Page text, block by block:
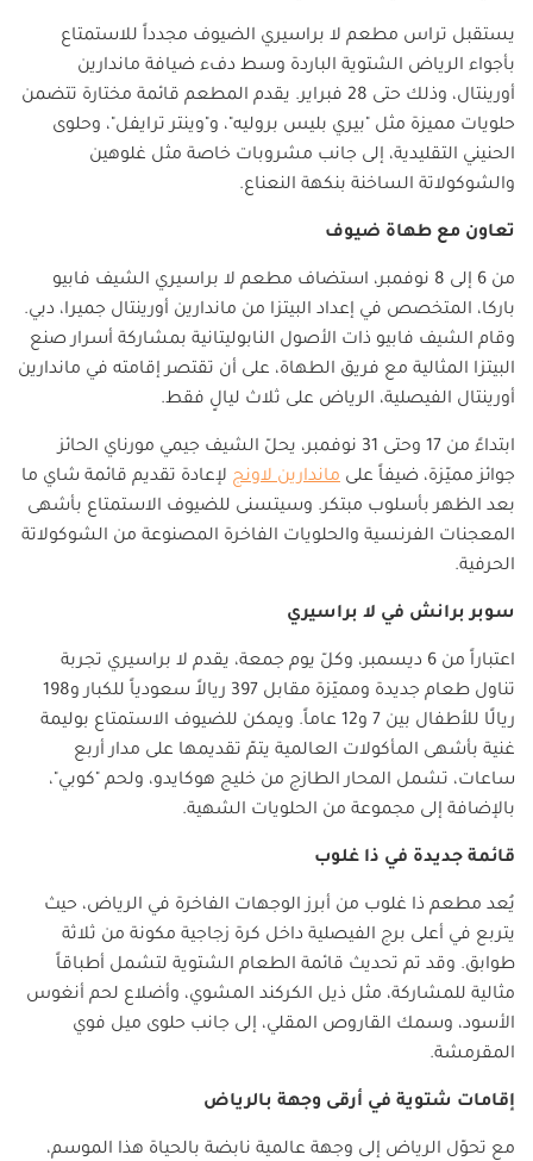
يستقبل تراس مطعم لا براسيري الضيوف مجدداً للاستمتاع
بأجواء الرياض الشتوية الباردة وسط دفء ضيافة ماندارين
أورينتال، وذلك حتى 28 فبراير. يقدم المطعم قائمة مختارة تتضمن
حلويات مميزة مثل "بيري بليس بروليه"، و"وينتر ترايفل"، وحلوى
الحنيني التقليدية، إلى جانب مشروبات خاصة مثل غلوهين
والشوكولاتة الساخنة بنكهة النعناع.
تعاون مع طهاة ضيوف
من 6 إلى 8 نوفمبر، استضاف مطعم لا براسيري الشيف فابيو
باركا، المتخصص في إعداد البيتزا من ماندارين أورينتال جميرا، دبي.
وقام الشيف فابيو ذات الأصول النابوليتانية بمشاركة أسرار صنع
البيتزا المثالية مع فريق الطهاة، على أن تقتصر إقامته في ماندارين
أورينتال الفيصلية، الرياض على ثلاث ليالٍ فقط.
ابتداءً من 17 وحتى 31 نوفمبر، يحلّ الشيف جيمي مورناي الحائز
جوائز مميّزة، ضيفاً على ماندارين لاونج لإعادة تقديم قائمة شاي ما
بعد الظهر بأسلوب مبتكر. وسيتسنى للضيوف الاستمتاع بأشهى
المعجنات الفرنسية والحلويات الفاخرة المصنوعة من الشوكولاتة
الحرفية.
سوبر برانش في لا براسيري
اعتباراً من 6 ديسمبر، وكلّ يوم جمعة، يقدم لا براسيري تجربة
تناول طعام جديدة ومميّزة مقابل 397 ريالاً سعودياً للكبار و198
ريالًا للأطفال بين 7 و12 عاماً. ويمكن للضيوف الاستمتاع بوليمة
غنية بأشهى المأكولات العالمية يتمّ تقديمها على مدار أربع
ساعات، تشمل المحار الطازج من خليج هوكايدو، ولحم "كوبي"،
بالإضافة إلى مجموعة من الحلويات الشهية.
قائمة جديدة في ذا غلوب
يُعد مطعم ذا غلوب من أبرز الوجهات الفاخرة في الرياض، حيث
يتربع في أعلى برج الفيصلية داخل كرة زجاجية مكونة من ثلاثة
طوابق. وقد تم تحديث قائمة الطعام الشتوية لتشمل أطباقاً
مثالية للمشاركة، مثل ذيل الكركند المشوي، وأضلاع لحم أنغوس
الأسود، وسمك القاروص المقلي، إلى جانب حلوى ميل فوي
المقرمشة.
إقامات شتوية في أرقى وجهة بالرياض
مع تحوّل الرياض إلى وجهة عالمية نابضة بالحياة هذا الموسم،